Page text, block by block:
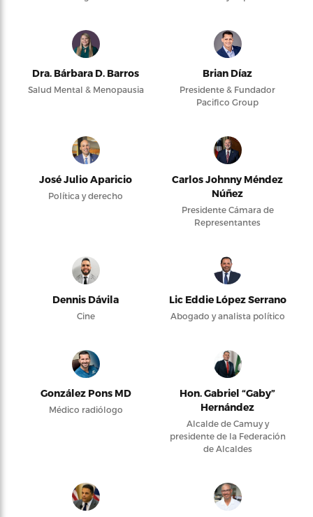
Dra. Bárbara D. Barros
Salud Mental & Menopausia
Brian Díaz
Presidente & Fundador
Pacifico Group
José Julio Aparicio
Política y derecho
Carlos Johnny Méndez
Núñez
Presidente Cámara de
Representantes
Dennis Dávila
Cine
Lic Eddie López Serrano
Abogado y analista político
González Pons MD
Médico radiólogo
Hon. Gabriel “Gaby”
Hernández
Alcalde de Camuy y
presidente de la Federación
de Alcaldes